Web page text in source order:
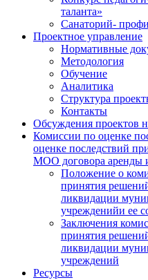
таланта»
Санаторий-
Проектное управление
Нормативные
Методология
Обучение
Аналитика
Структура
Контакты
Обсуждения проектов
Комиссии по оценке
оценке последствий
МОО договора аренды и
Положение о
принятия
ликвидации
учрежденийи ее
Заключения
принятия
ликвидации
учреждений
Ресурсы